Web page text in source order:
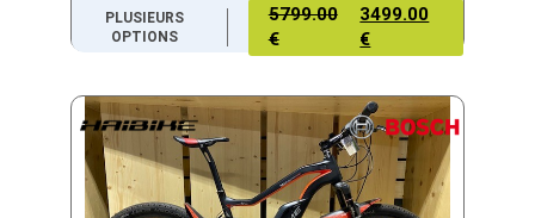
PLUSIEURS
OPTIONS
5799.00
€
3499.00
€